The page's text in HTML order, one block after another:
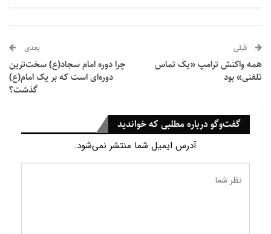
خانواده مقدس در غزه حمله کرده است. در اوایل سال
جاری، سخنگوی وزارت اوقاف غزه به خبرگزاری آناتولی گفته
بود که از ۷ اکتبر ۲۰۲۳ تاکنون سه کلیسا در غزه تخریب
قبلی
همه واکنش ترامپ «یک تماس
تلفنی» بود
بعدی
چرا دوره امام سجاد(ع) سخت‌ترین
دوره‌ای است که بر یک امام(ع)
گذشت؟
گفت‌وگو درباره مطلبی که خواندید
آدرس ایمیل شما منتشر نمی‌شود.